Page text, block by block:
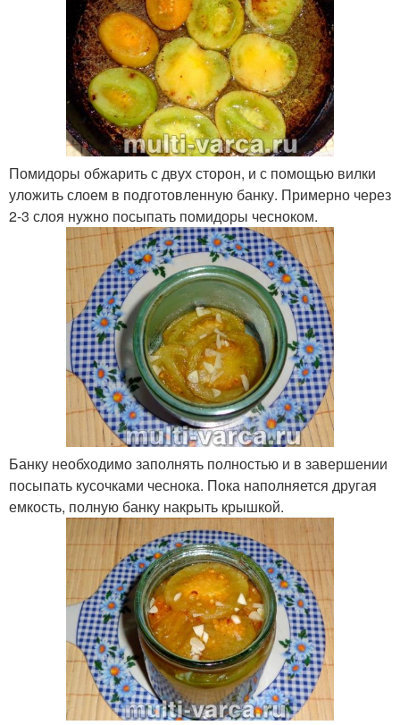
Помидоры обжарить с двух сторон, и с помощью вилки
уложить слоем в подготовленную банку. Примерно через
2-3 слоя нужно посыпать помидоры чесноком.
Банку необходимо заполнять полностью и в завершении
посыпать кусочками чеснока. Пока наполняется другая
емкость, полную банку накрыть крышкой.